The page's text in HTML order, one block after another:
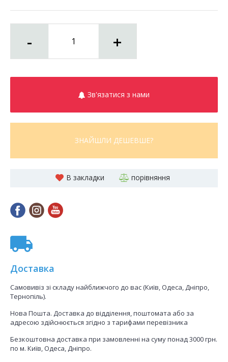
- +
Зв'язатися з нами
ЗНАЙШЛИ ДЕШЕВШЕ?
В закладки порівняння
Доставка
Самовивіз зі складу найближчого до вас (Київ, Одеса, Дніпро,
Тернопіль).
Нова Пошта. Доставка до відділення, поштомата або за
адресою здійснюється згідно з тарифами перевізника
Безкоштовна доставка при замовленні на суму понад 3000 грн.
по м. Київ, Одеса, Дніпро.